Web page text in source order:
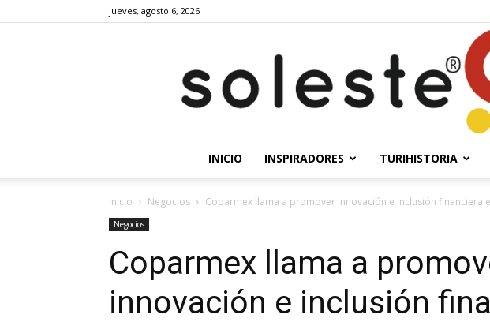
jueves, agosto 6, 2026
INICIO INSPIRADORES TURIHISTORIA
Inicio Negocios Coparmex llama a promover innovación e inclusión financiera
Negocios
Coparmex llama a
innovación e inclusión